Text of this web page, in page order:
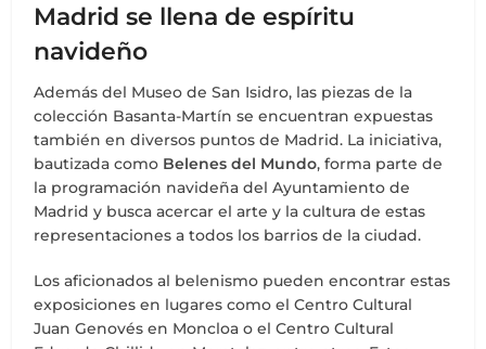
Madrid se llena de espíritu
navideño
Además del Museo de San Isidro, las piezas de la
colección Basanta-Martín se encuentran expuestas
también en diversos puntos de Madrid. La iniciativa,
bautizada como Belenes del Mundo, forma parte de
la programación navideña del Ayuntamiento de
Madrid y busca acercar el arte y la cultura de estas
representaciones a todos los barrios de la ciudad.
Los aficionados al belenismo pueden encontrar estas
exposiciones en lugares como el Centro Cultural
Juan Genovés en Moncloa o el Centro Cultural